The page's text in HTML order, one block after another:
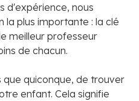
d'expérience, nous
la plus importante : la clé
meilleur professeur
de chacun.
que quiconque, de trouver
enfant. Cela signifie